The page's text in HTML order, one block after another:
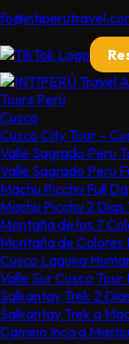
Tours Perú
Cusco
Cusco City Tour​ –
Valle Sagrado Peru
Valle Sagrado Peru
Machu Picchu Full
Machu Picchu 2 Dias
Montaña de los 7
Montaña de Colores
Cusco Laguna
Valle Sur Cusco
Salkantay Trek 2
Salkantay Trek a
Camino Inca a